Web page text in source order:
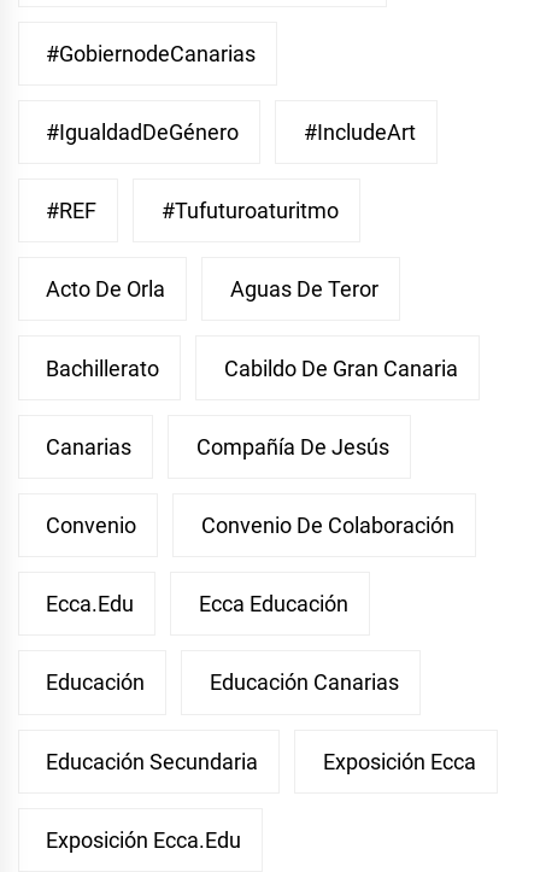
#GobiernodeCanarias
#IgualdadDeGénero #IncludeArt
#REF #Tufuturoaturitmo
Acto De Orla Aguas De Teror
Bachillerato Cabildo De Gran Canaria
Canarias Compañía De Jesús
Convenio Convenio De Colaboración
Ecca.edu Ecca Educación
Educación Educación Canarias
Educación Secundaria Exposición Ecca
Exposición Ecca.edu